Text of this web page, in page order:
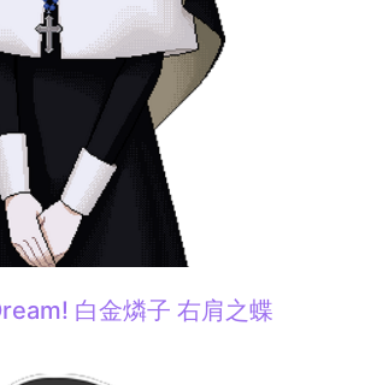
白金燐子 右肩之蝶